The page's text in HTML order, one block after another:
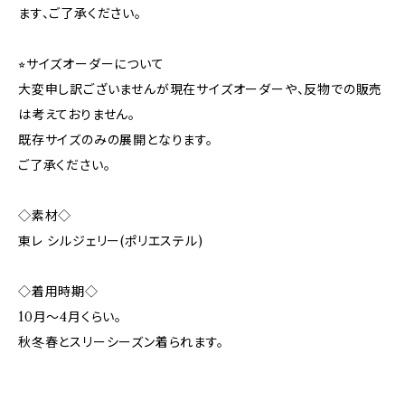
ます、ご了承ください。
⭐︎サイズオーダーについて
大変申し訳ございませんが現在サイズオーダーや、反物での販売
は考えておりません。
既存サイズのみの展開となります。
ご了承ください。
◇素材◇
東レ シルジェリー(ポリエステル)
◇着用時期◇
10月〜4月くらい。
秋冬春とスリーシーズン着られます。